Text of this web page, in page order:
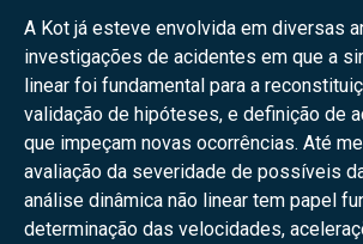
A Kot já esteve envolvida em diversas
investigações de acidentes em que a
linear foi fundamental para a
validação de hipóteses, e definição de
que impeçam novas ocorrências. Até
avaliação da severidade de possíveis
análise dinâmica não linear tem papel
determinação das velocidades,